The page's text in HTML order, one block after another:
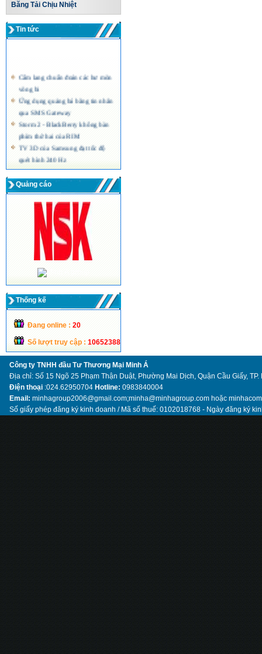
Băng Tải Chịu Nhiệt
Tin tức
Cẩm lang chuẩn đoán các hư mòn
vòng bi
Ứng dụng quảng bá bằng tin nhắn
qua SMS Gateway
Storm 2 - BlackBerry không bàn
phím thứ hai của RIM
TV 3D của Samsung đạt tốc độ
quét hình 240 Hz
Màn hình máy tính siêu mỏng công
nghệ LED của Acer
Quảng cáo
Thống kế
Đang online : 20
Số lượt truy cập : 10652388
Công ty TNHH đầu Tư Thương Mại Minh Á
Địa chỉ: Số 15 Ngõ 25 Phạm Thận Duật, Phường Mai Dịch, Quận Cầu Giấy, TP.
Điện thoại :024.62950704 Hotline: 0983840004
Email: minhagroup2006@gmail.com;minha@minhagroup.com hoặc
Số giấy phép đăng ký kinh doanh / Mã số thuế: 0102018768 - Ngày đăng ký